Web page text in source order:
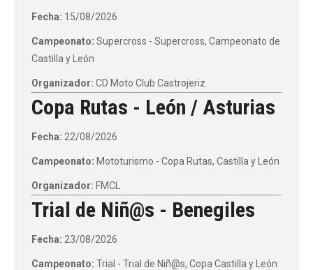
Fecha: 15/08/2026
Campeonato: Supercross - Supercross, Campeonato de
Castilla y León
Organizador: CD Moto Club Castrojeriz
Copa Rutas - León / Asturias
Fecha: 22/08/2026
Campeonato: Mototurismo - Copa Rutas, Castilla y León
Organizador: FMCL
Trial de Niñ@s - Benegiles
Fecha: 23/08/2026
Campeonato: Trial - Trial de Niñ@s, Copa Castilla y León